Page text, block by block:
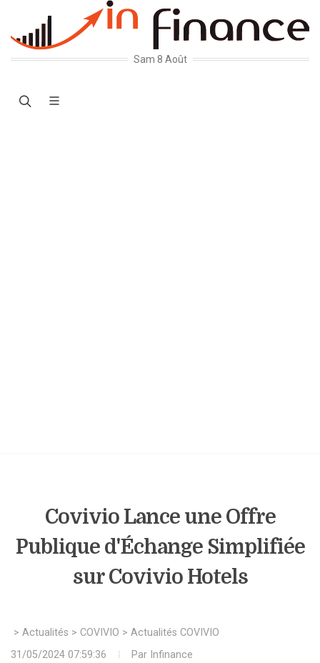
Sam 8 Août
Covivio Lance une Offre
Publique d'Échange Simplifiée
sur Covivio Hotels
> Actualités > COVIVIO > Actualités COVIVIO
31/05/2024 07:59:36
Par Infinance